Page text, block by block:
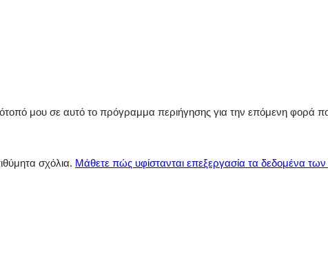
μου σε αυτό το πρόγραμμα περιήγησης για την επόμενη φορά
σχόλια. Μάθετε πώς υφίστανται επεξεργασία τα δεδομένα